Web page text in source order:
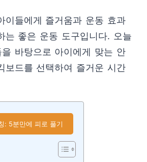
이들에게 즐거움과 운동 효과
는 좋은 운동 도구입니다. 오늘
바탕으로 아이에게 맞는 안
보드를 선택하여 즐거운 시간
: 5분만에 피로 풀기